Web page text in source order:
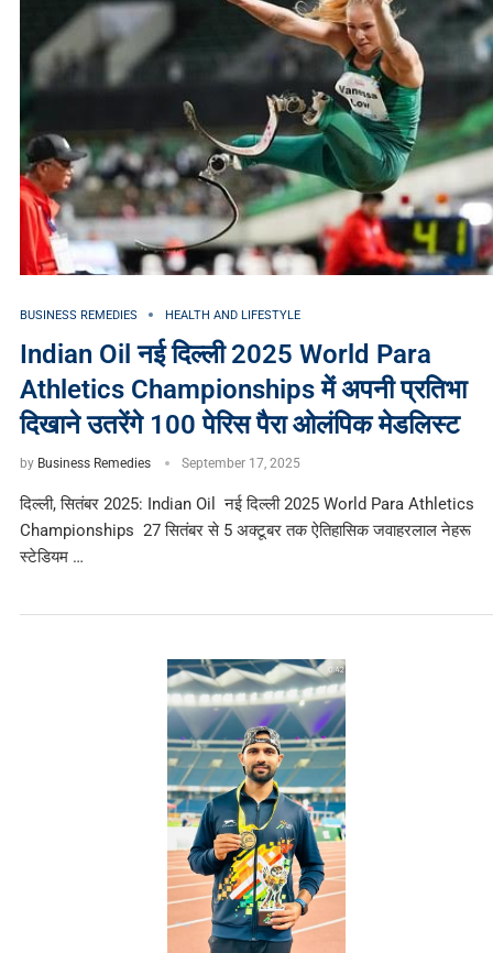
BUSINESS REMEDIES HEALTH AND LIFESTYLE
Indian Oil नई दिल्ली 2025 World Para
Athletics Championships में अपनी प्रतिभा
दिखाने उतरेंगे 100 पेरिस पैरा ओलंपिक मेडलिस्ट
by Business Remedies September 17, 2025
दिल्ली, सितंबर 2025: Indian Oil नई दिल्ली 2025 World Para Athletics
Championships 27 सितंबर से 5 अक्टूबर तक ऐतिहासिक जवाहरलाल नेहरू
स्टेडियम …